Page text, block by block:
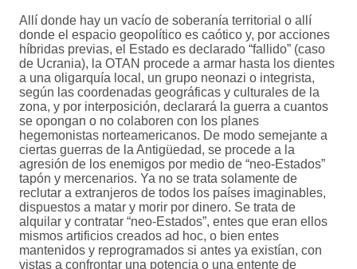
Allí donde hay un vacío de soberanía territorial o allí
donde el espacio geopolítico es caótico y, por acciones
híbridas previas, el Estado es declarado “fallido” (caso
de Ucrania), la OTAN procede a armar hasta los dientes
a una oligarquía local, un grupo neonazi o integrista,
según las coordenadas geográficas y culturales de la
zona, y por interposición, declarará la guerra a cuantos
se opongan o no colaboren con los planes
hegemonistas norteamericanos. De modo semejante a
ciertas guerras de la Antigüedad, se procede a la
agresión de los enemigos por medio de “neo-Estados”
tapón y mercenarios. Ya no se trata solamente de
reclutar a extranjeros de todos los países imaginables,
dispuestos a matar y morir por dinero. Se trata de
alquilar y contratar “neo-Estados”, entes que eran ellos
mismos artificios creados ad hoc, o bien entes
mantenidos y reprogramados si antes ya existían, con
vistas a confrontar una potencia o una entente de